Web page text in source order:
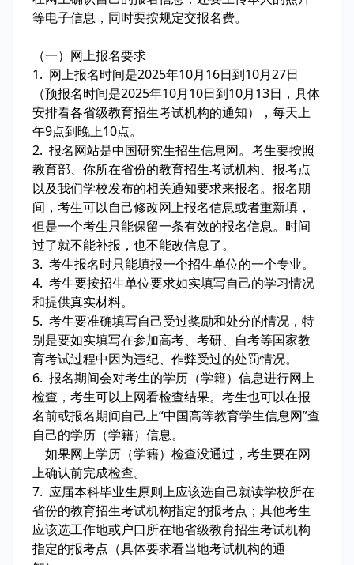
等电子信息，同时要按规定交报名费。
（一）网上报名要求
1. 网上报名时间是2025年10月16日到10月27日
（预报名时间是2025年10月10日到10月13日，具体
安排看各省级教育招生考试机构的通知），每天上
午9点到晚上10点。
2. 报名网站是中国研究生招生信息网。考生要按照
教育部、你所在省份的教育招生考试机构、报考点
以及我们学校发布的相关通知要求来报名。报名期
间，考生可以自己修改网上报名信息或者重新填，
但是一个考生只能保留一条有效的报名信息。时间
过了就不能补报，也不能改信息了。
3. 考生报名时只能填报一个招生单位的一个专业。
4. 考生要按招生单位要求如实填写自己的学习情况
和提供真实材料。
5. 考生要准确填写自己受过奖励和处分的情况，特
别是要如实填写在参加高考、考研、自考等国家教
育考试过程中因为违纪、作弊受过的处罚情况。
6. 报名期间会对考生的学历（学籍）信息进行网上
检查，考生可以上网看检查结果。考生也可以在报
名前或报名期间自己上“中国高等教育学生信息网”查
自己的学历（学籍）信息。
如果网上学历（学籍）检查没通过，考生要在网
上确认前完成检查。
7. 应届本科毕业生原则上应该选自己就读学校所在
省份的教育招生考试机构指定的报考点；其他考生
应该选工作地或户口所在地省级教育招生考试机构
指定的报考点（具体要求看当地考试机构的通